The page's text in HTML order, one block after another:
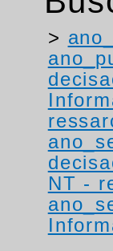
>
NT -